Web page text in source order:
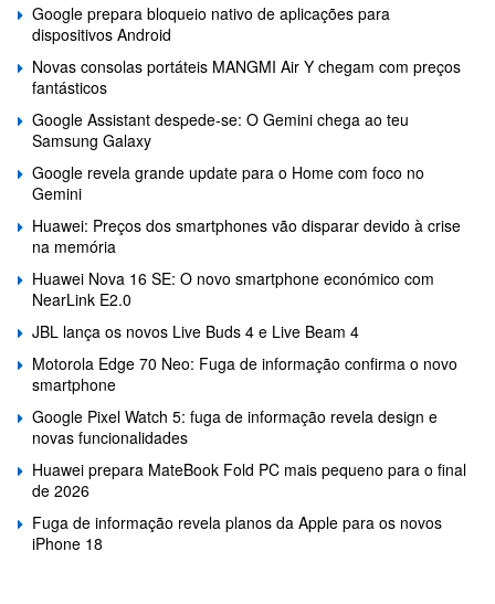
Google prepara bloqueio nativo de aplicações para
dispositivos Android
Novas consolas portáteis MANGMI Air Y chegam com preços
fantásticos
Google Assistant despede-se: O Gemini chega ao teu
Samsung Galaxy
Google revela grande update para o Home com foco no
Gemini
Huawei: Preços dos smartphones vão disparar devido à crise
na memória
Huawei Nova 16 SE: O novo smartphone económico com
NearLink E2.0
JBL lança os novos Live Buds 4 e Live Beam 4
Motorola Edge 70 Neo: Fuga de informação confirma o novo
smartphone
Google Pixel Watch 5: fuga de informação revela design e
novas funcionalidades
Huawei prepara MateBook Fold PC mais pequeno para o final
de 2026
Fuga de informação revela planos da Apple para os novos
iPhone 18